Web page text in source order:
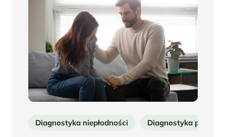
Diagnostyka niepłodności Diagnostyka poronień